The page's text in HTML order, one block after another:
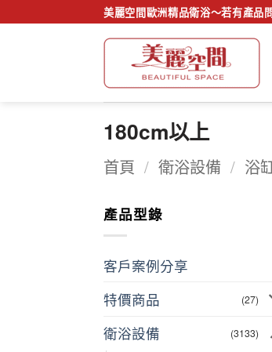
美麗空間歐洲精品衛浴～若有產品
180cm以上
首頁 / 衛浴設備 / 浴
產品型錄
客戶案例分享
特價商品 (27)
衛浴設備 (3133)